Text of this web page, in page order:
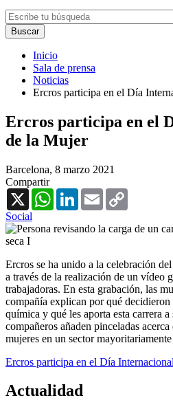
Inicio
Sala de prensa
Noticias
Ercros participa en el Día
Ercros participa en el
de la Mujer
Barcelona, 8 marzo 2021
Compartir
X
WhatsAppLinkedInEmail
Social
Ercros se ha unido a la celebración
a través de la realización de un vídeo
trabajadoras. En esta grabación, las
compañía explican por qué decidieron
química y qué les aporta esta carrera
compañeros añaden pinceladas
mujeres en un sector
Ercros participa en el Día
Actualidad